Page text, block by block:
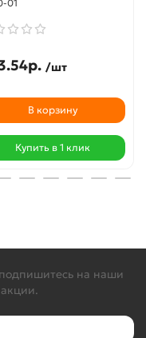
01
/шт
В корзину
Купить в 1 клик
на наши